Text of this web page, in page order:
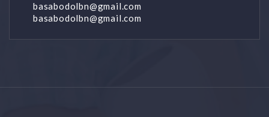
basabodolbn@gmail.com
basabodolbn@gmail.com